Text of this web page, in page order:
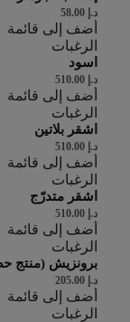
د.إ
أضف إلى قائمة
الرغبات
اسود
د.إ
أضف إلى قائمة
الرغبات
اشقر بلاتين
د.إ
أضف إلى قائمة
الرغبات
اشقر متدرّج
د.إ
أضف إلى قائمة
الرغبات
برونزيش (منتج
د.إ
أضف إلى قائمة
الرغبات